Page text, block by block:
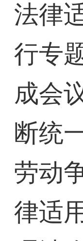
法律
行专
成会
断统
劳动
律适